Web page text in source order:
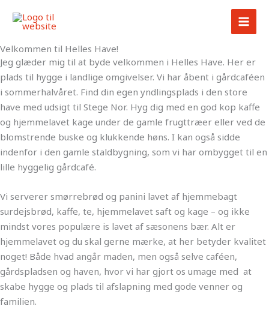
Velkommen til Helles Have!
Jeg glæder mig til at byde velkommen i Helles Have. Her er
plads til hygge i landlige omgivelser. Vi har åbent i gårdcaféen
i sommerhalvåret. Find din egen yndlingsplads i den store
have med udsigt til Stege Nor. Hyg dig med en god kop kaffe
og hjemmelavet kage under de gamle frugttræer eller ved de
blomstrende buske og klukkende høns. I kan også sidde
indenfor i den gamle staldbygning, som vi har ombygget til en
lille hyggelig gårdcafé.
Vi serverer smørrebrød og panini lavet af hjemmebagt
surdejsbrød, kaffe, te, hjemmelavet saft og kage – og ikke
mindst vores populære is lavet af sæsonens bær. Alt er
hjemmelavet og du skal gerne mærke, at her betyder kvalitet
noget! Både hvad angår maden, men også selve caféen,
gårdspladsen og haven, hvor vi har gjort os umage med at
skabe hygge og plads til afslapning med gode venner og
familien.